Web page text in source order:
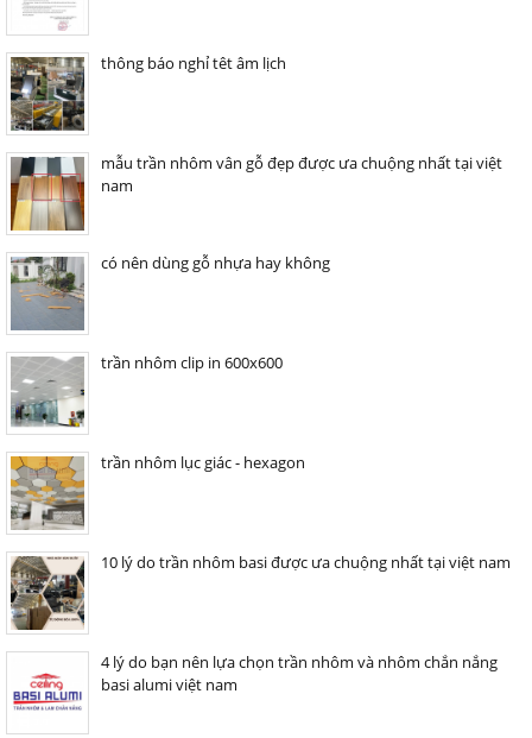
thông báo nghỉ têt âm lịch
mẫu trần nhôm vân gỗ đẹp được ưa chuộng nhất tại việt
nam
có nên dùng gỗ nhựa hay không
trần nhôm clip in 600x600
trần nhôm lục giác - hexagon
10 lý do trần nhôm basi được ưa chuộng nhất tại việt nam
4 lý do bạn nên lựa chọn trần nhôm và nhôm chắn nắng
basi alumi việt nam